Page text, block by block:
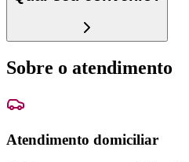
Sobre o atendimento
Atendimento domiciliar